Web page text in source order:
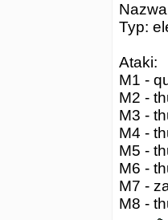
Typ:
Ataki:
M1 -
M2 -
M3 -
M4 -
M5 -
M6 -
M7 -
M8 -